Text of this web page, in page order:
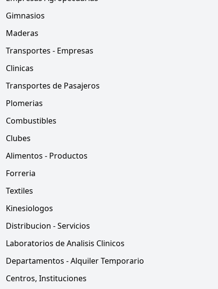
Gimnasios
Maderas
Transportes - Empresas
Clinicas
Transportes de Pasajeros
Plomerias
Combustibles
Clubes
Alimentos - Productos
Forreria
Textiles
Kinesiologos
Distribucion - Servicios
Laboratorios de Analisis Clinicos
Departamentos - Alquiler Temporario
Centros, Instituciones